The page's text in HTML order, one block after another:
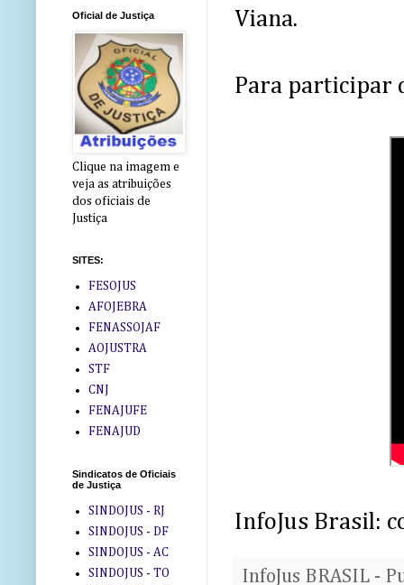
Viana.
Para participar
InfoJus Brasil:
InfoJus BRASIL -
Oficial de Justiça
Clique na imagem e
veja as atribuições
dos oficiais de
Justiça
SITES:
FESOJUS
AFOJEBRA
FENASSOJAF
AOJUSTRA
STF
CNJ
FENAJUFE
FENAJUD
Sindicatos de Oficiais
de Justiça
SINDOJUS - RJ
SINDOJUS - DF
SINDOJUS - AC
SINDOJUS - TO